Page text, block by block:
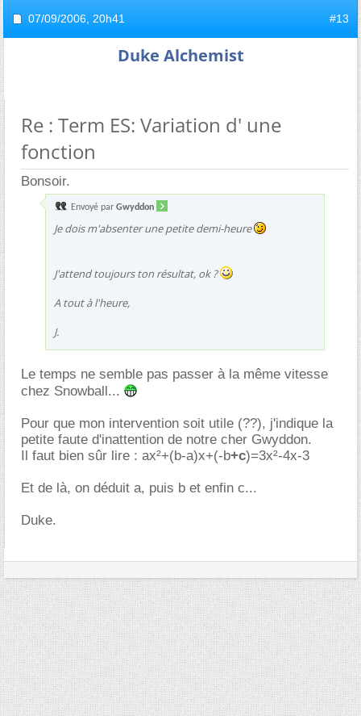
07/09/2006, 20h41 #13
Duke Alchemist
Re : Term ES: Variation d' une
fonction
Bonsoir.
Envoyé par Gwyddon
Je dois m'absenter une petite demi-heure
J'attend toujours ton résultat, ok ?
A tout à l'heure,
J.
Le temps ne semble pas passer à la même vitesse
chez Snowball...
Pour que mon intervention soit utile (??), j'indique la
petite faute d'inattention de notre cher Gwyddon.
Il faut bien sûr lire : ax²+(b-a)x+(-b+c)=3x²-4x-3
Et de là, on déduit a, puis b et enfin c...
Duke.